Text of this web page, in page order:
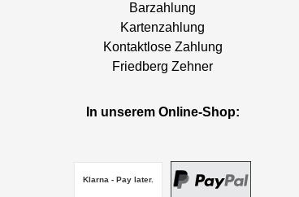
Barzahlung
Kartenzahlung
Kontaktlose Zahlung
Friedberg Zehner
In unserem Online-Shop:
Klarna - Pay later.